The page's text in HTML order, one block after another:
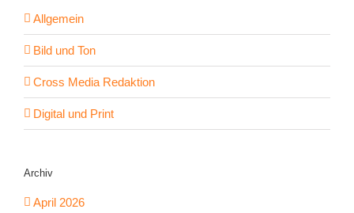
Allgemein
Bild und Ton
Cross Media Redaktion
Digital und Print
Archiv
April 2026